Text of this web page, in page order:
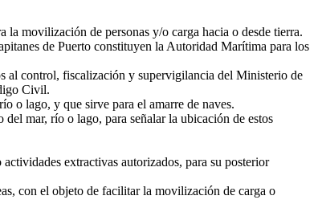
movilización de personas y/o carga hacia o desde tierra.
de Puerto constituyen la Autoridad Marítima para los
al control, fiscalización y supervigilancia del Ministerio de
Civil.
o lago, y que sirve para el amarre de naves.
mar, río o lago, para señalar la ubicación de estos
extractivas autorizados, para su posterior
con el objeto de facilitar la movilización de carga o